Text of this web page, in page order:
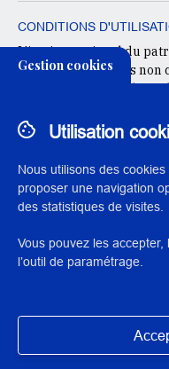
CONDITIONS
L'institut national du
document à des fins non
d’œuvres dérivées, à
Affiche de l'exposition -
Gestion cookies
Utilisation
Nous utilisons des
proposer une navigation
des statistiques de visites.
Vous pouvez les
l’outil de paramétrage.